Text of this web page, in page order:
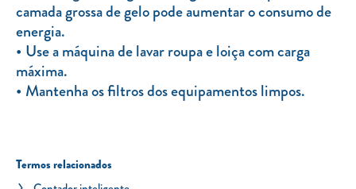
camada grossa de gelo pode aumentar o consumo de
energia.
Use a máquina de lavar roupa e loiça com carga
máxima.
Mantenha os filtros dos equipamentos limpos.
Termos relacionados